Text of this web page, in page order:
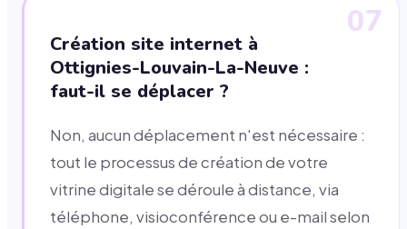
07
Création site internet à
Ottignies-Louvain-La-Neuve :
faut-il se déplacer ?
Non, aucun déplacement n'est nécessaire :
tout le processus de création de votre
vitrine digitale se déroule à distance, via
téléphone, visioconférence ou e-mail selon